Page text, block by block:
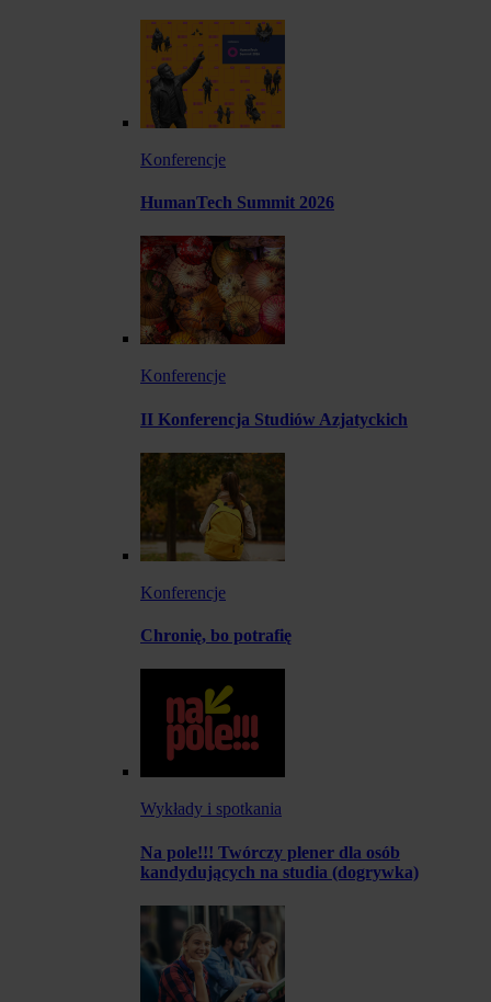
Konferencje
HumanTech Summit 2026
Konferencje
II Konferencja Studiów Azjatyckich
Konferencje
Chronię, bo potrafię
Wykłady i spotkania
Na pole!!! Twórczy plener dla osób
kandydujących na studia (dogrywka)